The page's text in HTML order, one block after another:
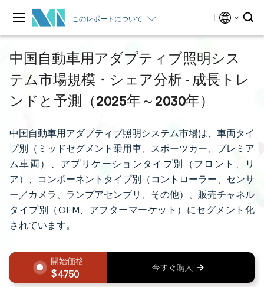
このレポートについて
中国自動車用アダプティブ照明シス
テム市場規模・シェア分析 - 成長トレ
ンドと予測（2025年～2030年）
中国自動車用アダプティブ照明システム市場は、車両タイ
プ別（ミッドセグメント乗用車、スポーツカー、プレミア
ム車両）、アプリケーションタイプ別（フロント、リ
ア）、コンポーネントタイプ別（コントローラー、センサ
ー／カメラ、ランプアセンブリ、その他）、販売チャネル
タイプ別（OEM、アフターマーケット）にセグメント化
されています。
4750